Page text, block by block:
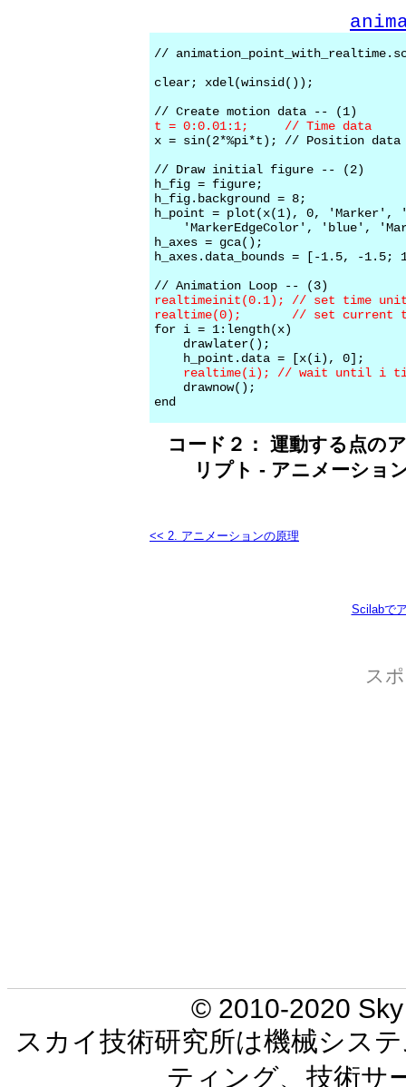
//
clear; xdel(winsid());
t = 0:0.01:1;     // Time data
x = sin(2*%pi*t); // Position data
// Draw initial figure -- (2)
h_fig = figure;
h_fig.background = 8;
h_point = plot(x(1), 0, 'Marker',
'MarkerEdgeColor', 'blue',
h_axes = gca();
h_axes.data_bounds = [-1.5, -
realtimeinit(0.1); // set time unit
realtime(0);       // set current
for i = 1:length(x)
    drawlater();
    h_point.data = [x(i), 0];
realtime(i); // wait until i
    drawnow();
コード２： 運動する点の
リプト - アニメーショ
<< 2. アニメーションの原理
Scilabで
ス
© 2010-2020
スカイ技術研究所は機械シス
ティング、技術サ